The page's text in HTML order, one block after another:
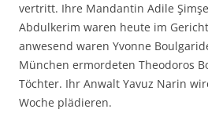
vertritt. Ihre Mandantin Adile
Abdulkerim waren heute im
anwesend waren Yvonne
München ermordeten Theodoros
Töchter. Ihr Anwalt Yavuz Narin
Woche plädieren.